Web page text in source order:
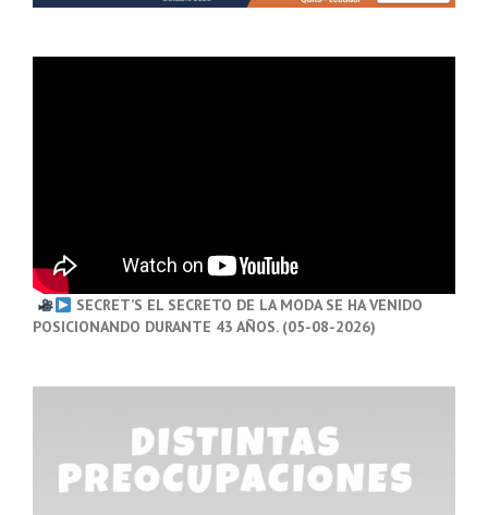
SECRET’S EL SECRETO DE LA MODA SE HA VENIDO
POSICIONANDO DURANTE 43 AÑOS. (05-08-2026)